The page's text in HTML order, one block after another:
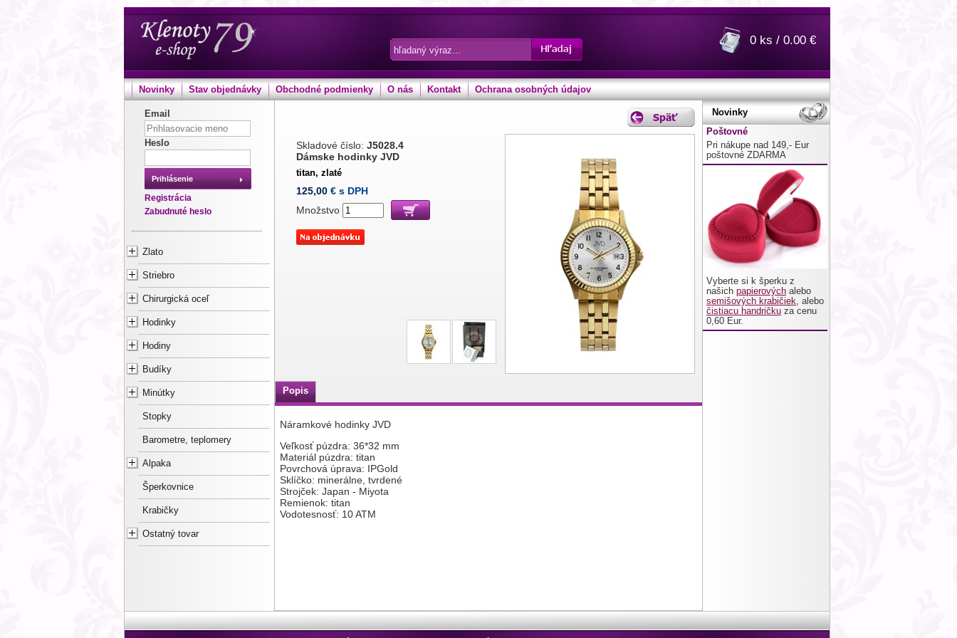
0 ks / 0.00 €
Novinky Stav objednávky Obchodné podmienky O nás Kontakt Ochrana osobných údajov
Email
Heslo
Prihlásenie
Registrácia
Zabudnuté heslo
Zlato
Striebro
Chirurgická oceľ
Hodinky
Hodiny
Budíky
Minútky
Stopky
Barometre, teplomery
Alpaka
Šperkovnice
Krabičky
Ostatný tovar
Skladové číslo: J5028.4
Dámske hodinky JVD
titan, zlaté
125,00 € s DPH
Množstvo
Popis
Náramkové hodinky JVD
Veľkosť púzdra: 36*32 mm
Materiál púzdra: titan
Povrchová úprava: IPGold
Sklíčko: minerálne, tvrdené
Strojček: Japan - Miyota
Remienok: titan
Vodotesnosť: 10 ATM
Novinky
Poštovné
Pri nákupe nad 149,- Eur
poštovné ZDARMA
Vyberte si k šperku z
našich papierových alebo
semišových krabičiek, alebo
čistiacu handričku za cenu
0,60 Eur.